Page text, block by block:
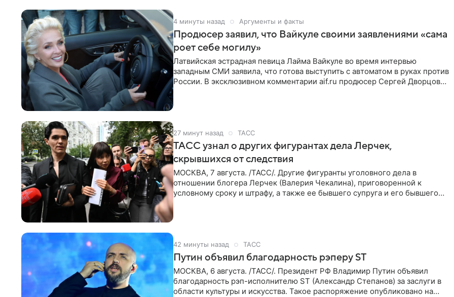
4 минуты назад Аргументы и факты
Продюсер заявил, что Вайкуле своими заявлениями «сама
роет себе могилу»
Латвийская эстрадная певица Лайма Вайкуле во время интервью
западным СМИ заявила, что готова выступить с автоматом в руках против
России. В эксклюзивном комментарии aif.ru продюсер Сергей Дворцов
27 минут назад ТАСС
ТАСС узнал о других фигурантах дела Лерчек,
скрывшихся от следствия
МОСКВА, 7 августа. /ТАСС/. Другие фигуранты уголовного дела в
отношении блогера Лерчек (Валерия Чекалина), приговоренной к
условному сроку и штрафу, а также ее бывшего супруга и его бывшего
42 минуты назад ТАСС
Путин объявил благодарность рэперу ST
МОСКВА, 6 августа. /ТАСС/. Президент РФ Владимир Путин объявил
благодарность рэп-исполнителю ST (Александр Степанов) за заслуги в
области культуры и искусства. Такое распоряжение опубликовано на